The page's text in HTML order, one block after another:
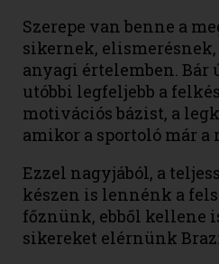
Szerepe van benne a
sikernek,
anyagi értelemben. Bár
utóbbi legfeljebb a
motivációs bázist, a
amikor a sportoló már
Ezzel nagyjából, a
készen is lennénk a
főznünk, ebből kellene
sikereket elérnünk